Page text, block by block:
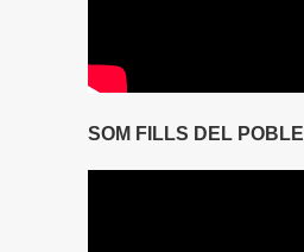
SOM FILLS DEL POBLE